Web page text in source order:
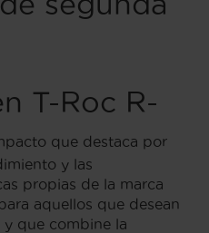
T-Roc R-
que destaca por
y las
propias de la marca
aquellos que desean
que combine la